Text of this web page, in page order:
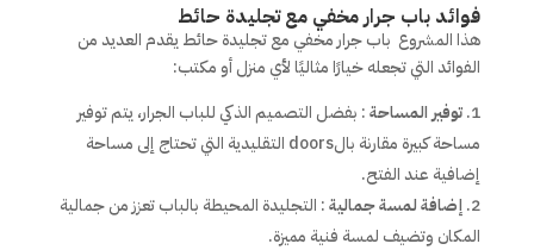
فوائد باب جرار مخفي مع تجليدة حائط
هذا المشروع باب جرار مخفي مع تجليدة حائط يقدم العديد من
الفوائد التي تجعله خيارًا مثاليًا لأي منزل أو مكتب:
توفير المساحة: بفضل التصميم الذكي للباب الجرار، يتم توفير
مساحة كبيرة مقارنة بالdoors التقليدية التي تحتاج إلى مساحة
إضافية عند الفتح.
إضافة لمسة جمالية: التجليدة المحيطة بالباب تعزز من جمالية
المكان وتضيف لمسة فنية مميزة.